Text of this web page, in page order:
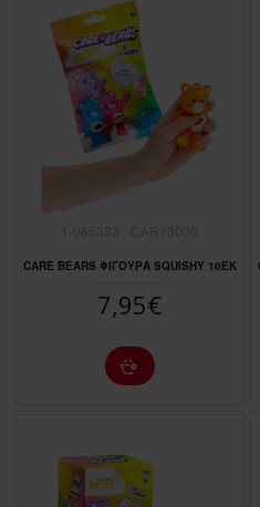
CARE BEARS ΦΙΓΟΥΡΑ SQUISHY 10ΕΚ
7,95€